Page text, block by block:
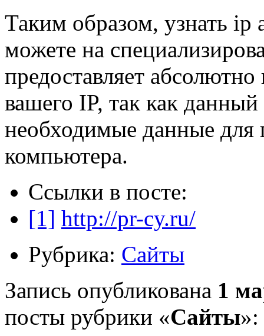
Таким образом, узнать ip
можете на
предоставляет
вашего IP, так как данный
необходимые данные для
компьютера.
Ссылки в посте:
[1] http://pr-cy.ru/
Рубрика: Сайты
Запись опубликована 1
посты рубрики «Сайты»: